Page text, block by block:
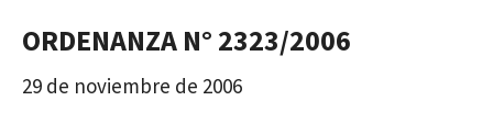
ORDENANZA N° 2323/2006
29 de noviembre de 2006